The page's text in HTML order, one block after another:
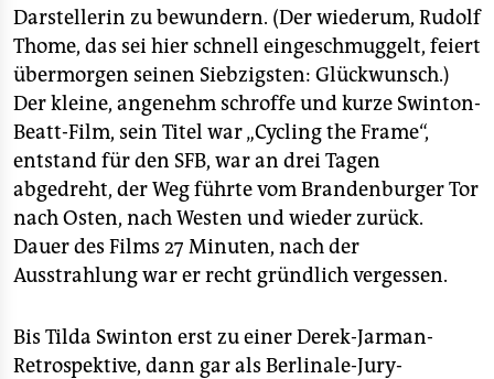
genossenschaft
epaper login
Darstellerin zu bewundern. (Der wiederum, Rudolf
Thome, das sei hier schnell eingeschmuggelt, feiert
übermorgen seinen Siebzigsten: Glückwunsch.)
Der kleine, angenehm schroffe und kurze Swinton-
Beatt-Film, sein Titel war „Cycling the Frame“,
entstand für den SFB, war an drei Tagen
abgedreht, der Weg führte vom Brandenburger Tor
nach Osten, nach Westen und wieder zurück.
Dauer des Films 27 Minuten, nach der
Ausstrahlung war er recht gründlich vergessen.
Bis Tilda Swinton erst zu einer Derek-Jarman-
Retrospektive, dann gar als Berlinale-Jury-